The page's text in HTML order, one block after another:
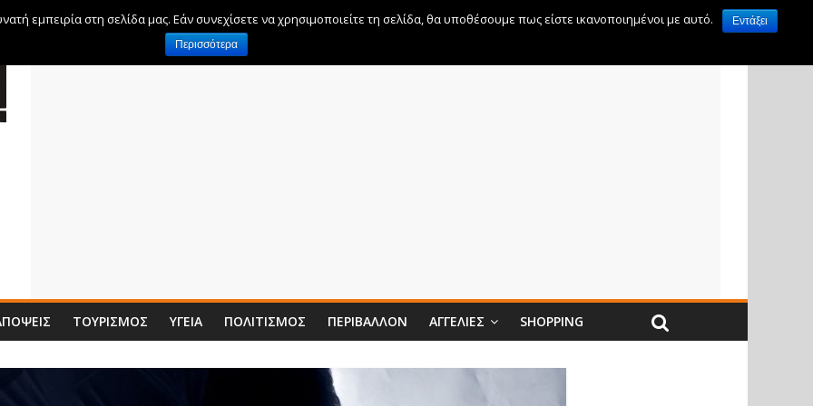
ΤΟΥΡΙΣΜΌΣ ΥΓΕΊΑ ΠΟΛΙΤΙΣΜΌΣ ΠΕΡΙΒΆΛΛΟΝ ΑΓΓΕΛΊΕΣ SHOPPING
εμπειρία στη σελίδα μας. Εάν συνεχίσετε να χρησιμοποιείτε τη σελίδα, θα υποθέσουμε πως είστε ικανοποιημένοι με αυτό.
Εντάξει
Περισσότερα